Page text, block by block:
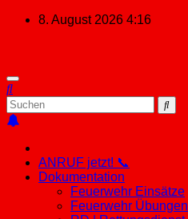
Zum
8. August 2026 4:16
ANRUF jetzt! 📞
Dokumentation
Feuerwehr Einsätze
Feuerwehr Übungen